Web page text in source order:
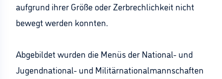
aufgrund ihrer Größe oder Zerbrechlichkeit nicht
bewegt werden konnten.
Abgebildet wurden die Menüs der National- und
Jugendnational- und Militärnationalmannschaften